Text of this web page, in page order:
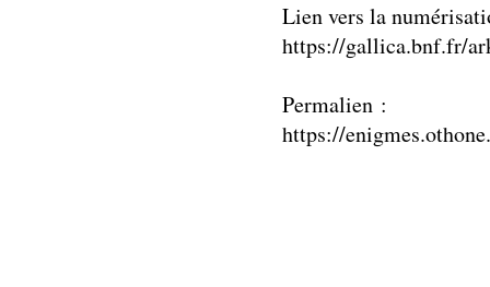
Lien vers la
https://gallica.bnf.fr/
Permalien :
https://